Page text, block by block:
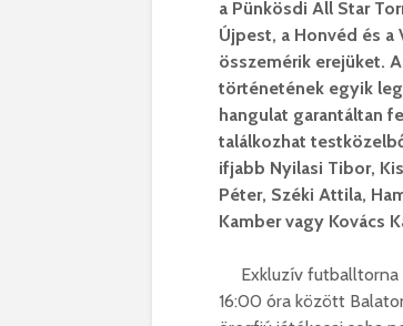
a Pünkösdi All Star
Újpest, a Honvéd és a
összemérik erejüket.
történetének egyik
hangulat garantáltan
találkozhat
ifjabb Nyilasi Tibor,
Péter, Széki Attila,
Kamber vagy Kovács
Exkluzív futballtorna
16:00 óra között